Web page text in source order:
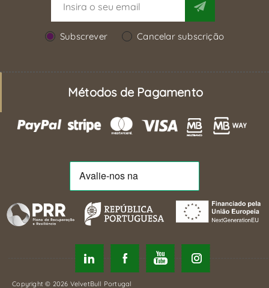
Subscrever Cancelar subscrição
Métodos de Pagamento
Copyright © 2026 VelvetBull Portugal